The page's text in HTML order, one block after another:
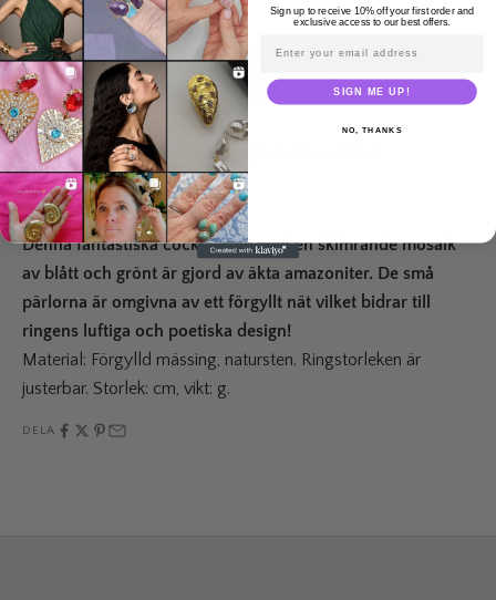
0 recensioner
LÄGG I VARUKORGEN
Leveranstid: 2-5 vardagar
30-day returns
Denna fantastiska cocktailring med en skimrande mosaik
av blått och grönt är gjord av äkta amazoniter. De små
pärlorna är omgivna av ett förgyllt nät vilket bidrar till
ringens luftiga och poetiska design!
Material: Förgylld mässing, natursten. Ringstorleken är
justerbar. Storlek: cm, vikt: g.
DELA
Sign up to receive 10% off your first order and
exclusive access to our best offers.
SIGN ME UP!
NO, THANKS